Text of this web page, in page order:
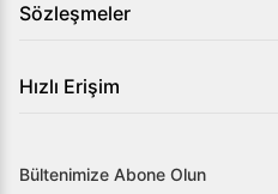
Sözleşmeler
Hızlı Erişim
Bültenimize Abone Olun